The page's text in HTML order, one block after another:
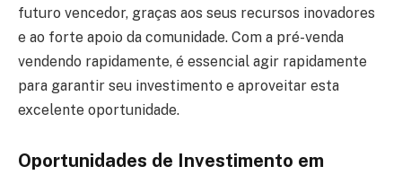
futuro vencedor, graças aos seus recursos inovadores
e ao forte apoio da comunidade. Com a pré-venda
vendendo rapidamente, é essencial agir rapidamente
para garantir seu investimento e aproveitar esta
excelente oportunidade.
Oportunidades de Investimento em